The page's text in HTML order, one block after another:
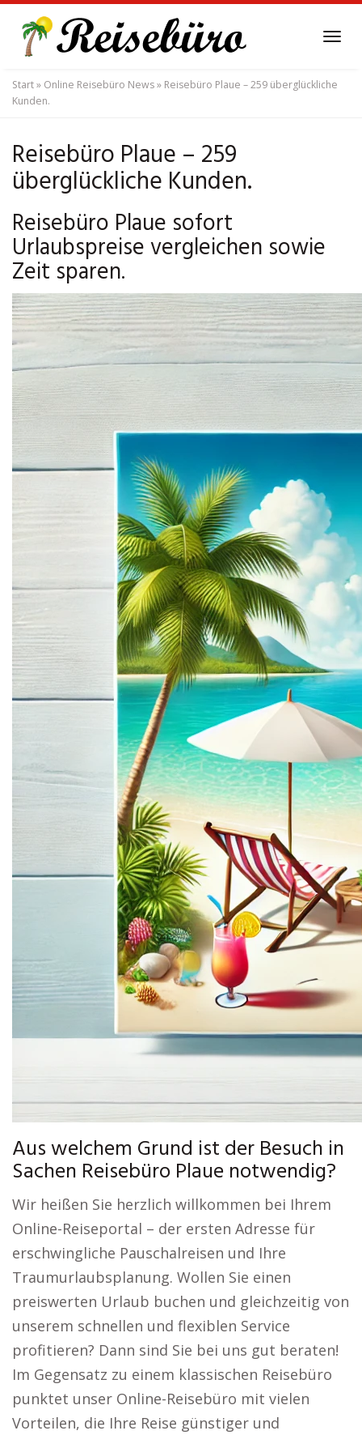
main
content
Start» Online Reisebüro News» Reisebüro Plaue – 259 überglückliche
Kunden.
Reisebüro Plaue – 259
überglückliche Kunden.
Reisebüro Plaue sofort
Urlaubspreise vergleichen sowie
Zeit sparen.
Aus welchem Grund ist der Besuch in
Sachen Reisebüro Plaue notwendig?
Wir heißen Sie herzlich willkommen bei Ihrem
Online-Reiseportal – der ersten Adresse für
erschwingliche Pauschalreisen und Ihre
Traumurlaubsplanung. Wollen Sie einen
preiswerten Urlaub buchen und gleichzeitig von
unserem schnellen und flexiblen Service
profitieren? Dann sind Sie bei uns gut beraten!
Im Gegensatz zu einem klassischen Reisebüro
punktet unser Online-Reisebüro mit vielen
Vorteilen, die Ihre Reise günstiger und